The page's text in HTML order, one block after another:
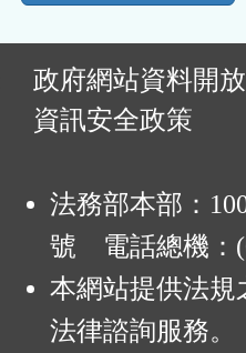
政府網站資料開
資訊安全政策
法務部本部：
號 電話總機：
本網站提供法規
法律諮詢服務。